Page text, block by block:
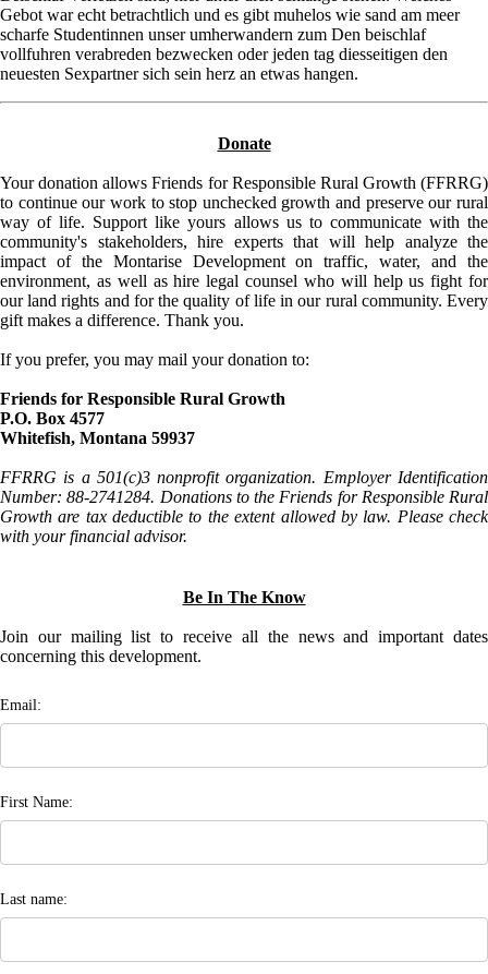
Gebot war echt betrachtlich und es gibt muhelos wie sand am meer
scharfe Studentinnen unser umherwandern zum Den beischlaf
vollfuhren verabreden bezwecken oder jeden tag diesseitigen den
neuesten Sexpartner sich sein herz an etwas hangen.
Donate
Your donation allows Friends for Responsible Rural Growth (FFRRG)
to continue our work to stop unchecked growth and preserve our rural
way of life. Support like yours allows us to communicate with the
community's stakeholders, hire experts that will help analyze the
impact of the Montarise Development on traffic, water, and the
environment, as well as hire legal counsel who will help us fight for
our land rights and for the quality of life in our rural community. Every
gift makes a difference. Thank you.
If you prefer, you may mail your donation to:
Friends for Responsible Rural Growth
P.O. Box 4577
Whitefish, Montana 59937
FFRRG is a 501(c)3 nonprofit organization. Employer Identification
Number: 88-2741284. Donations to the Friends for Responsible Rural
Growth are tax deductible to the extent allowed by law. Please check
with your financial advisor.
Be In The Know
Join our mailing list to receive all the news and important dates
concerning this development.
Email:
First Name:
Last name: